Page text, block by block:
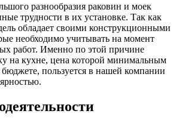
разнообразия раковин и моек
трудности в их установке. Так как
обладает своими конструкционными
необходимо учитывать на момент
работ. Именно по этой причине
на кухне, цена которой минимальным
бюджете, пользуется в нашей компании